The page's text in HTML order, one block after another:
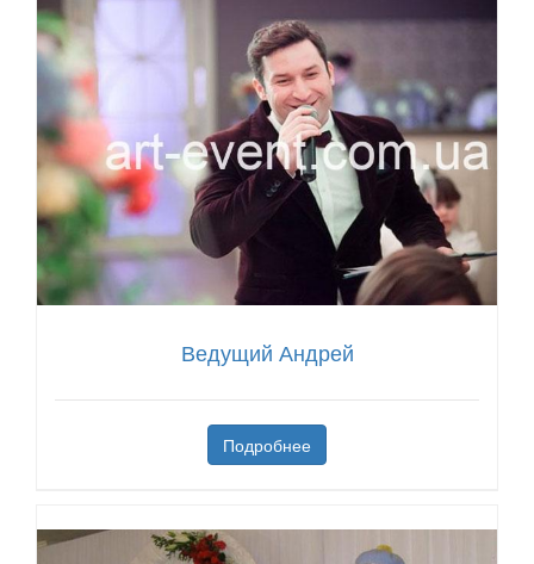
Ведущий Андрей
Подробнее